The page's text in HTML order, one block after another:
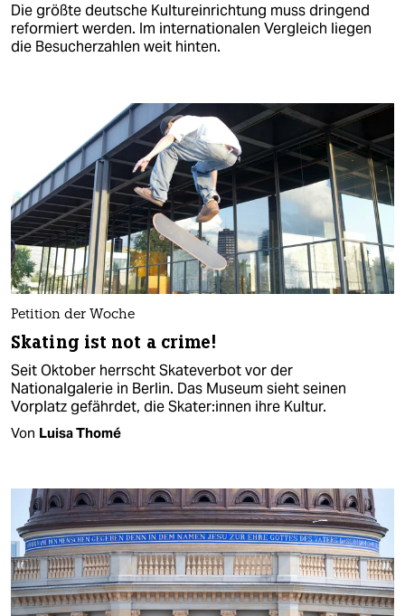
Die größte deutsche Kultureinrichtung muss dringend
reformiert werden. Im internationalen Vergleich liegen
die Besucherzahlen weit hinten.
Petition der Woche
Skating ist not a crime!
Seit Oktober herrscht Skateverbot vor der
Nationalgalerie in Berlin. Das Museum sieht seinen
Vorplatz gefährdet, die Ska­te­r:in­nen ihre Kultur.
Von Luisa Thomé